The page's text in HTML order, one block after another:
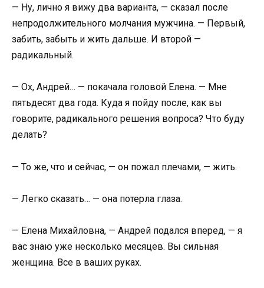
— Ну, лично я вижу два варианта, — сказал после
непродолжительного молчания мужчина. — Первый,
забить, забыть и жить дальше. И второй —
радикальный.
— Ох, Андрей… — покачала головой Елена. — Мне
пятьдесят два года. Куда я пойду после, как вы
говорите, радикального решения вопроса? Что буду
делать?
— То же, что и сейчас, — он пожал плечами, — жить.
— Легко сказать… — она потерла глаза.
— Елена Михайловна, — Андрей подался вперед, — я
вас знаю уже несколько месяцев. Вы сильная
женщина. Все в ваших руках.